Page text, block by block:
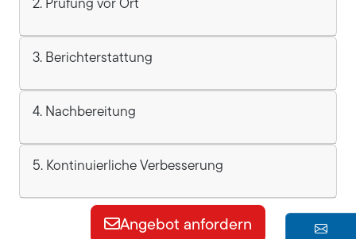
3. Berichterstattung
4. Nachbereitung
5. Kontinuierliche Verbesserung
Angebot anfordern